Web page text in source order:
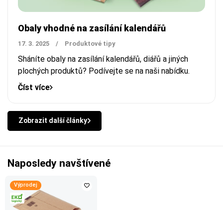
Obaly vhodné na zasílání kalendářů
17. 3. 2025 / Produktové tipy
Sháníte obaly na zasílání kalendářů, diářů a jiných
plochých produktů? Podívejte se na naši nabídku.
Číst více
Zobrazit další články
Naposledy navštívené
Výprodej